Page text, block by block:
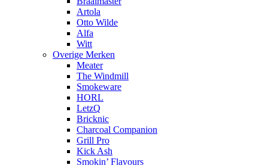
Artola
Otto Wilde
Alfa
Witt
Overige Merken
Meater
The Windmill
Smokeware
HORL
LetzQ
Bricknic
Charcoal Companion
Grill Pro
Kick Ash
Smokin’ Flavours